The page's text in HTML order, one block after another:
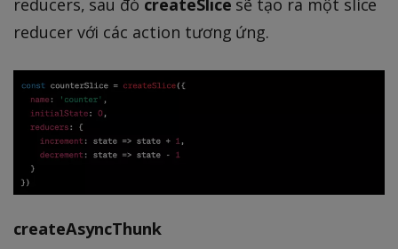
reducers, sau đó createSlice sẽ tạo ra một slice
reducer với các action tương ứng.
createAsyncThunk